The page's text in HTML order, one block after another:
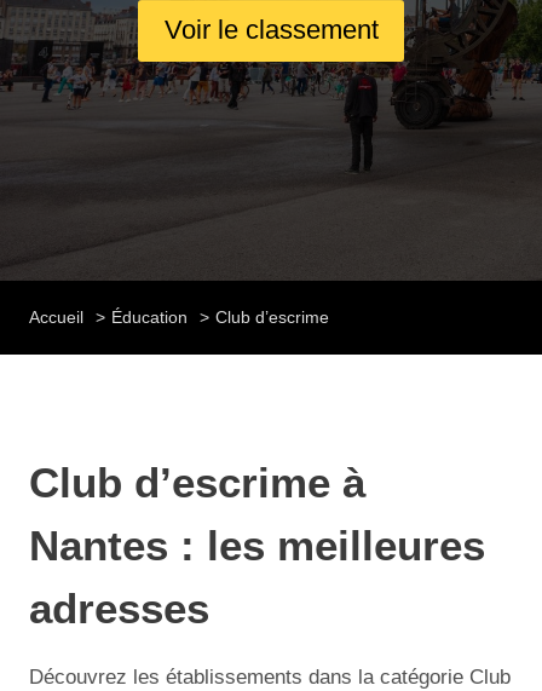
Voir le classement
Accueil Éducation Club d’escrime
Club d’escrime à
Nantes : les meilleures
adresses
Découvrez les établissements dans la catégorie Club